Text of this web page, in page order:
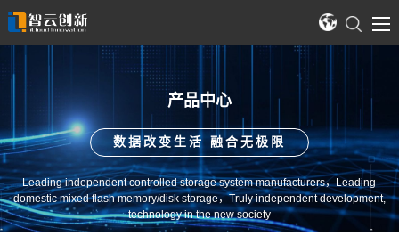
产品中心
数据改变生活 融合无极限
Leading independent controlled storage system manufacturers，Leading
domestic mixed flash memory/disk storage，Truly independent development,
technology in the new society